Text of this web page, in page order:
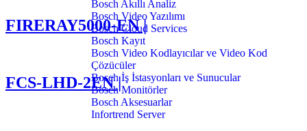
Bosch Akıllı Analiz
Bosch Video Yazılımı
Bosch Cloud Services
Bosch Kayıt
Bosch Video Kodlayıcılar ve Video Kod
Çözücüler
Bosch İş İstasyonları ve Sunucular
Bosch Monitörler
Bosch Aksesuarlar
Infortrend Server
FIRERAY5000-EN |
FCS-LHD-2EN |